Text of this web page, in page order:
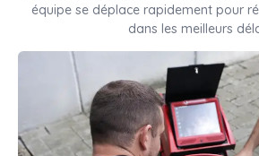
équipe se déplace rapidement pour
dans les meilleurs